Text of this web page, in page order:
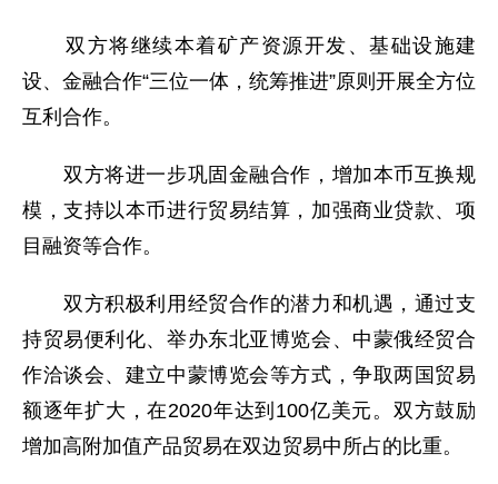
双方将继续本着矿产资源开发、基础设施建
设、金融合作“三位一体，统筹推进”原则开展全方位
互利合作。
双方将进一步巩固金融合作，增加本币互换规
模，支持以本币进行贸易结算，加强商业贷款、项
目融资等合作。
双方积极利用经贸合作的潜力和机遇，通过支
持贸易便利化、举办东北亚博览会、中蒙俄经贸合
作洽谈会、建立中蒙博览会等方式，争取两国贸易
额逐年扩大，在2020年达到100亿美元。双方鼓励
增加高附加值产品贸易在双边贸易中所占的比重。